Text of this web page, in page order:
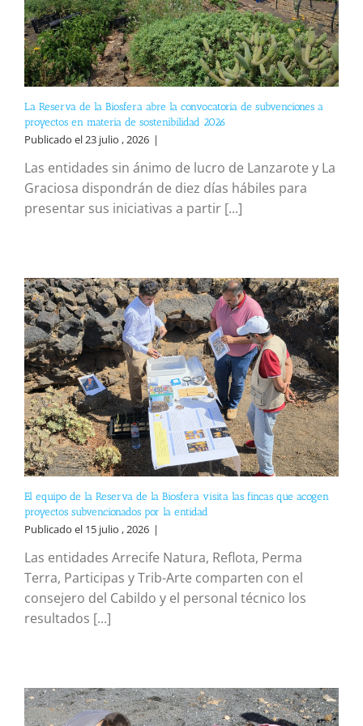
La Reserva de la Biosfera abre la convocatoria de subvenciones a
proyectos en materia de sostenibilidad 2026
Publicado el 23 julio , 2026 |
Las entidades sin ánimo de lucro de Lanzarote y La
Graciosa dispondrán de diez días hábiles para
presentar sus iniciativas a partir [...]
El equipo de la Reserva de la Biosfera visita las fincas que acogen
proyectos subvencionados por la entidad
Publicado el 15 julio , 2026 |
Las entidades Arrecife Natura, Reflota, Perma
Terra, Participas y Trib-Arte comparten con el
consejero del Cabildo y el personal técnico los
resultados [...]